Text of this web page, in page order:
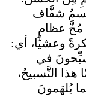
جِسمٌ شفَّاف
مُخَّ عظامِ
وعشيًّا، أي:
في
هذا التَّسبيحُ،
يُلهَمونَ